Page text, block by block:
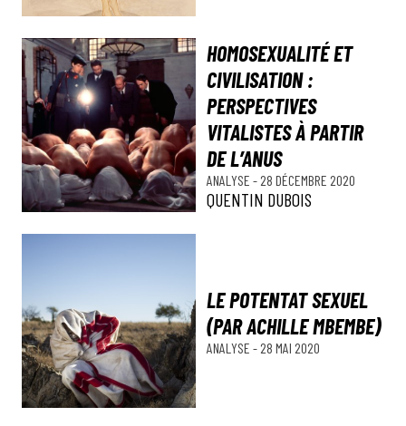
HOMOSEXUALITÉ ET
CIVILISATION :
PERSPECTIVES
VITALISTES À PARTIR
DE L’ANUS
ANALYSE - 28 DÉCEMBRE 2020
QUENTIN DUBOIS
LE POTENTAT SEXUEL
(PAR ACHILLE MBEMBE)
ANALYSE - 28 MAI 2020